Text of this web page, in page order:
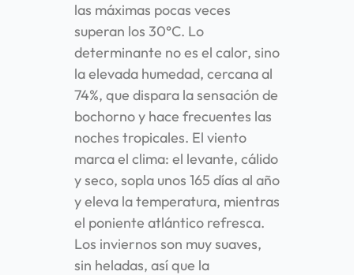
las máximas pocas veces
superan los 30°C. Lo
determinante no es el calor, sino
la elevada humedad, cercana al
74%, que dispara la sensación de
bochorno y hace frecuentes las
noches tropicales. El viento
marca el clima: el levante, cálido
y seco, sopla unos 165 días al año
y eleva la temperatura, mientras
el poniente atlántico refresca.
Los inviernos son muy suaves,
sin heladas, así que la